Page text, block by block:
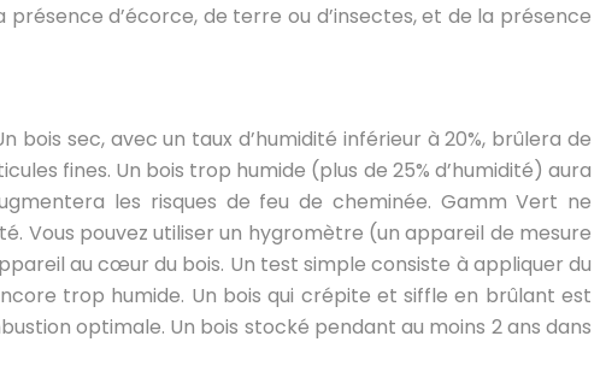
d’écorce, de terre ou d’insectes, et de la présence
sec, avec un taux d’humidité inférieur à 20%, brûlera de
fines. Un bois trop humide (plus de 25% d’humidité) aura
les risques de feu de cheminée. Gamm Vert ne
Vous pouvez utiliser un hygromètre (un appareil de mesure
au cœur du bois. Un test simple consiste à appliquer du
trop humide. Un bois qui crépite et siffle en brûlant est
optimale. Un bois stocké pendant au moins 2 ans dans